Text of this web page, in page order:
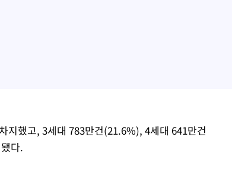
지했고, 3세대 783만건(21.6%), 4세대 641만건
다.